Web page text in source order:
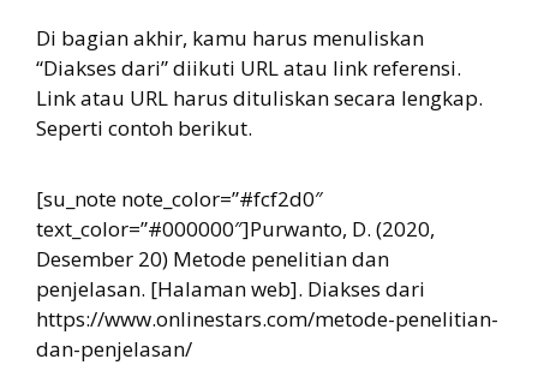
Di bagian akhir, kamu harus menuliskan
“Diakses dari” diikuti URL atau link referensi.
Link atau URL harus dituliskan secara lengkap.
Seperti contoh berikut.
[su_note note_color=”#fcf2d0″
text_color=”#000000″]Purwanto, D. (2020,
Desember 20) Metode penelitian dan
penjelasan. [Halaman web]. Diakses dari
https://www.onlinestars.com/metode-penelitian-
dan-penjelasan/